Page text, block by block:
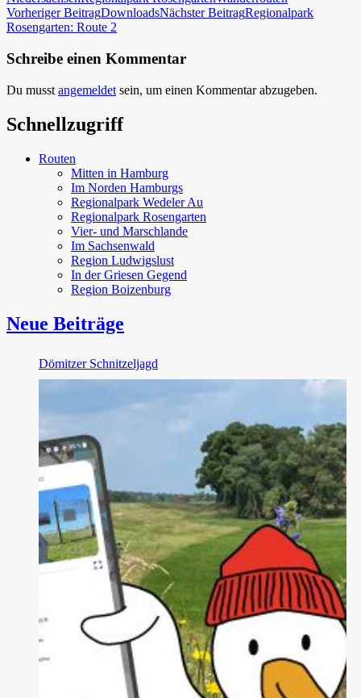
Beitragsnavigation
Vorheriger BeitragDownloadsNächster BeitragRegionalpark
Rosengarten: Route 2
Schreibe einen Kommentar
Du musst angemeldet sein, um einen Kommentar abzugeben.
Schnellzugriff
Routen
Mitten in Hamburg
Im Norden Hamburgs
Regionalpark Wedeler Au
Regionalpark Rosengarten
Vier- und Marschlande
Im Sachsenwald
Region Ludwigslust
In der Griesen Gegend
Region Boizenburg
Neue Beiträge
Dömitzer Schnitzeljagd